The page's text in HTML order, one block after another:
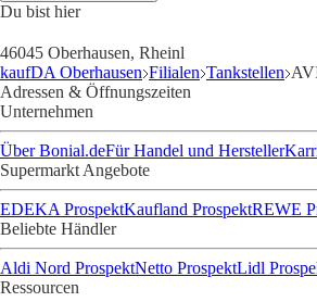
Du bist hier
46045 Oberhausen, Rheinl
kaufDA Oberhausen Filialen Tankstellen
Adressen & Öffnungszeiten
Unternehmen
Über Bonial.deFür Handel und Hersteller
Supermarkt Angebote
EDEKA ProspektKaufland ProspektREWE
Beliebte Händler
Aldi Nord ProspektNetto ProspektLidl
Ressourcen